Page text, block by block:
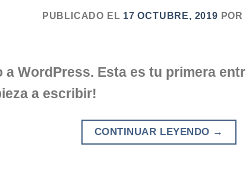
PUBLICADO EL 17 OCTUBRE, 2019 POR
a WordPress. Esta es tu primera
a escribir!
CONTINUAR LEYENDO →